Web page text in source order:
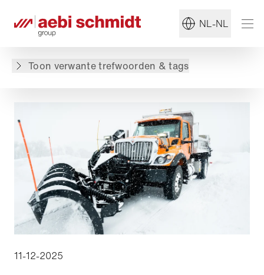
NL-NL
Toon verwante trefwoorden & tags
#Wegmarkeringsmachines
11-12-2025